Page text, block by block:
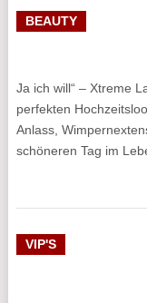
BEAUTY
Ja ich will“ – Xtreme
perfekten
Anlass,
schöneren Tag im
VIP'S